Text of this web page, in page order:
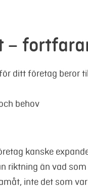
–
ditt företag beror
behov
kanske
riktning än vad
inte det som